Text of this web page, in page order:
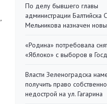
По делу бывшего главы
администрации Балтийска
Мельникова назначен
«Родина» потребовала
«Яблоко» с выборов в
Власти Зеленоградска
получить право
недострой на ул. Гагарина